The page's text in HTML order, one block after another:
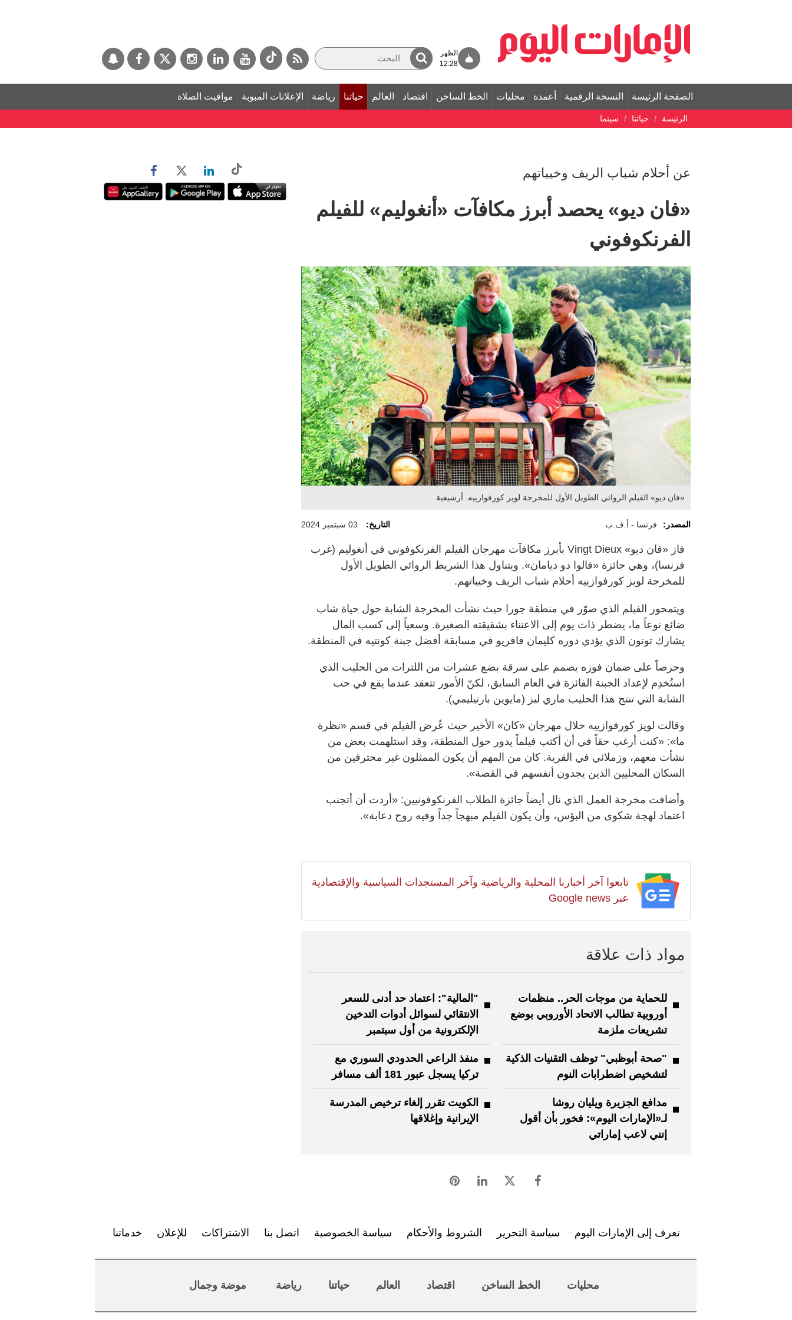
الظهر
12:28
الصفحة الرئيسة النسخة الرقمية أعمدة محليات الخط الساخن اقتصاد العالم حياتنا رياضة الإعلانات المبوبة مواقيت الصلاة
الرئيسة حياتنا سينما
عن أحلام شباب الريف وخيباتهم
«فان ديو» يحصد أبرز مكافآت «أنغوليم» للفيلم
الفرنكوفوني
«فان ديو» الفيلم الروائي الطويل الأول للمخرجة لويز كورفوازييه. أرشيفية
المصدر: فرنسا - أ.ف.ب التاريخ: 03 سبتمبر 2024
فاز «فان ديو» Vingt Dieux بأبرز مكافآت مهرجان الفيلم الفرنكوفوني في أنغوليم (غرب
فرنسا)، وهي جائزة «فالوا دو ديامان». ويتناول هذا الشريط الروائي الطويل الأول
للمخرجة لويز كورفوازييه أحلام شباب الريف وخيباتهم.
ويتمحور الفيلم الذي صوّر في منطقة جورا حيث نشأت المخرجة الشابة حول حياة شاب
ضائع نوعاً ما، يضطر ذات يوم إلى الاعتناء بشقيقته الصغيرة. وسعياً إلى كسب المال
يشارك توتون الذي يؤدي دوره كليمان فافريو في مسابقة أفضل جبنة كونتيه في المنطقة.
وحرصاً على ضمان فوزه يصمم على سرقة بضع عشرات من اللترات من الحليب الذي
استُخدِم لإعداد الجبنة الفائزة في العام السابق، لكنّ الأمور تتعقد عندما يقع في حب
الشابة التي تنتج هذا الحليب ماري ليز (مايوين بارتيليمي).
وقالت لويز كورفوازييه خلال مهرجان «كان» الأخير حيث عُرض الفيلم في قسم «نظرة
ما»: «كنت أرغب حقاً في أن أكتب فيلماً يدور حول المنطقة، وقد استلهمت بعض من
نشأت معهم، وزملائي في القرية. كان من المهم أن يكون الممثلون غير محترفين من
السكان المحليين الذين يجدون أنفسهم في القصة».
وأضافت مخرجة العمل الذي نال أيضاً جائزة الطلاب الفرنكوفونيين: «أردت أن أتجنب
اعتماد لهجة شكوى من البؤس، وأن يكون الفيلم مبهجاً جداً وفيه روح دعابة».
تابعوا آخر أخبارنا المحلية والرياضية وآخر المستجدات السياسية والإقتصادية
عبر Google news
مواد ذات علاقة
للحماية من موجات الحر.. منظمات
أوروبية تطالب الاتحاد الأوروبي بوضع
تشريعات ملزمة
"المالية": اعتماد حد أدنى للسعر
الانتقائي لسوائل أدوات التدخين
الإلكترونية من أول سبتمبر
"صحة أبوظبي" توظف التقنيات الذكية
لتشخيص اضطرابات النوم
منفذ الراعي الحدودي السوري مع
تركيا يسجل عبور 181 ألف مسافر
مدافع الجزيرة ويليان روشا
لـ«الإمارات اليوم»: فخور بأن أقول
إنني لاعب إماراتي
الكويت تقرر إلغاء ترخيص المدرسة
الإيرانية وإغلاقها
تعرف إلى الإمارات اليوم سياسة التحرير الشروط والأحكام سياسة الخصوصية اتصل بنا الاشتراكات للإعلان خدماتنا
محليات الخط الساخن اقتصاد العالم حياتنا رياضة موضة وجمال